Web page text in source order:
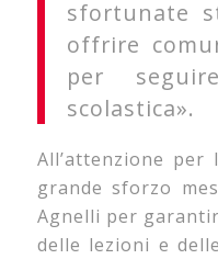
sfortunate
offrire
per
scolastica».
All’attenzione per
grande sforzo
Agnelli per
delle lezioni e